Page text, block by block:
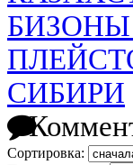
БИЗОНЫ
СИБИРИ
Сортировка: